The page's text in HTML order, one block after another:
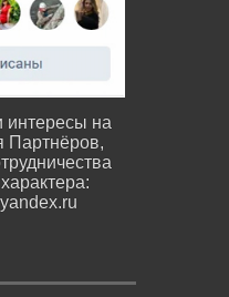
на
Партнёров,